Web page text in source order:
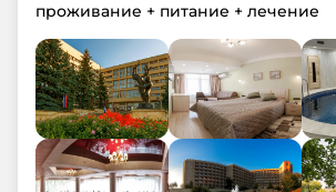
проживание + питание + лечение